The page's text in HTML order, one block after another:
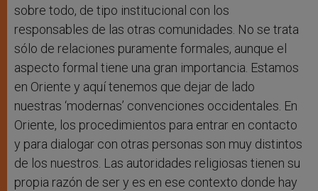
sobre todo, de tipo institucional con los
responsables de las otras comunidades. No se trata
sólo de relaciones puramente formales, aunque el
aspecto formal tiene una gran importancia. Estamos
en Oriente y aquí tenemos que dejar de lado
nuestras ‘modernas’ convenciones occidentales. En
Oriente, los procedimientos para entrar en contacto
y para dialogar con otras personas son muy distintos
de los nuestros. Las autoridades religiosas tienen su
propia razón de ser y es en ese contexto donde hay